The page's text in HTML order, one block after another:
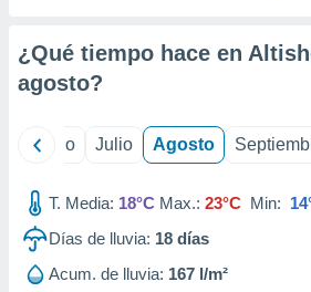
¿Qué tiempo hace en
agosto?
Junio Julio Agosto
T. Media: 18°C Max.: 23°C Min:
Días de lluvia: 18 días
Acum. de lluvia: 167 l/m²